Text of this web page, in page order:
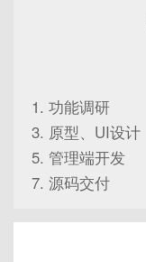
功能调研
原型、UI设计
管理端开发
源码交付